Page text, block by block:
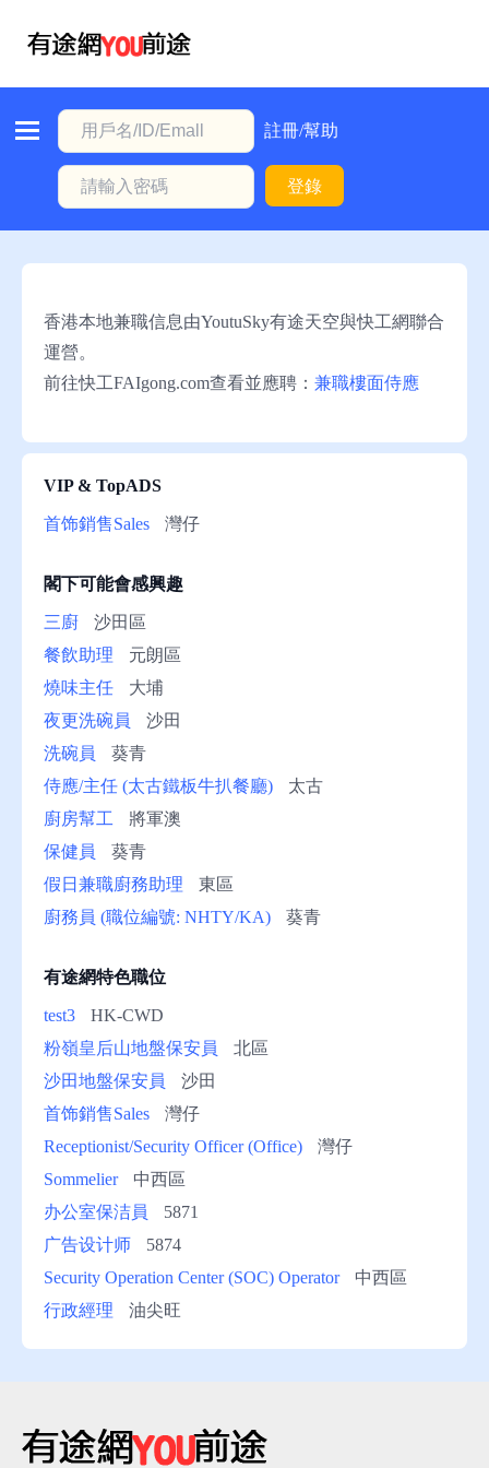
註冊/幫助
登錄
首
本
信
息
冊/
幫
助
香港本地兼職信息由YoutuSky有途天空與快工網聯合
運營。
前往快工FAIgong.com查看並應聘： 兼職樓面侍應
VIP & TopADS
首饰銷售Sales 灣仔
閣下可能會感興趣
三廚
沙田區
餐飲助理
元朗區
燒味主任
大埔
夜更洗碗員
沙田
洗碗員
葵青
侍應/主任 (太古鐵板牛扒餐廳)
太古
廚房幫工
將軍澳
保健員
葵青
假日兼職廚務助理
東區
廚務員 (職位編號: NHTY/KA)
葵青
有途網特色職位
test3
HK-CWD
粉嶺皇后山地盤保安員
北區
沙田地盤保安員
沙田
首饰銷售Sales
灣仔
Receptionist/Security Officer (Office)
灣仔
Sommelier
中西區
办公室保洁員
5871
广告设计师
5874
Security Operation Center (SOC) Operator
中西區
行政經理
油尖旺